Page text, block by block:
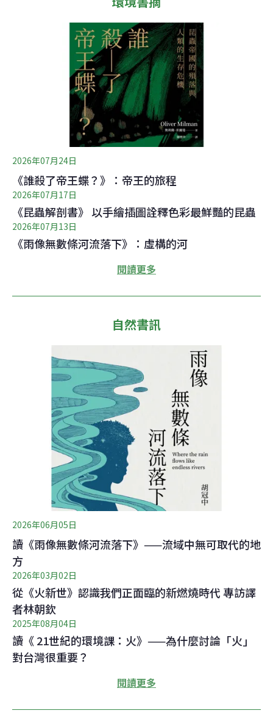
2026年07月24日
《誰殺了帝王蝶？》：帝王的旅程
2026年07月17日
《昆蟲解剖書》 以手繪插圖詮釋色彩最鮮豔的昆蟲
2026年07月13日
《雨像無數條河流落下》：虛構的河
閱讀更多
自然書訊
2026年06月05日
讀《雨像無數條河流落下》——流域中無可取代的地
方
2026年03月02日
從《火新世》認識我們正面臨的新燃燒時代 專訪譯
者林朝欽
2025年08月04日
讀《 21世紀的環境課：火》——為什麼討論「火」
對台灣很重要？
閱讀更多